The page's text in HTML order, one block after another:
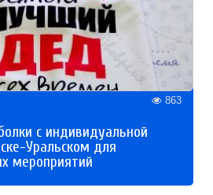
863
с индивидуальной
Уральском для
мероприятий